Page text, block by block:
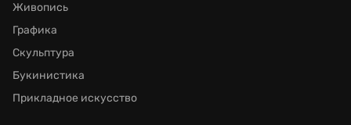
Живопись
Графика
Скульптура
Букинистика
Прикладное искусство